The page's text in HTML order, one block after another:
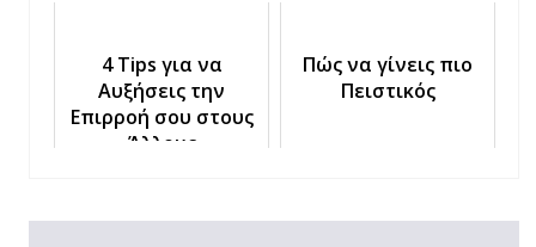
4 Tips για να
Αυξήσεις την
Επιρροή σου στους
Άλλους
Πώς να γίνεις πιο
Πειστικός